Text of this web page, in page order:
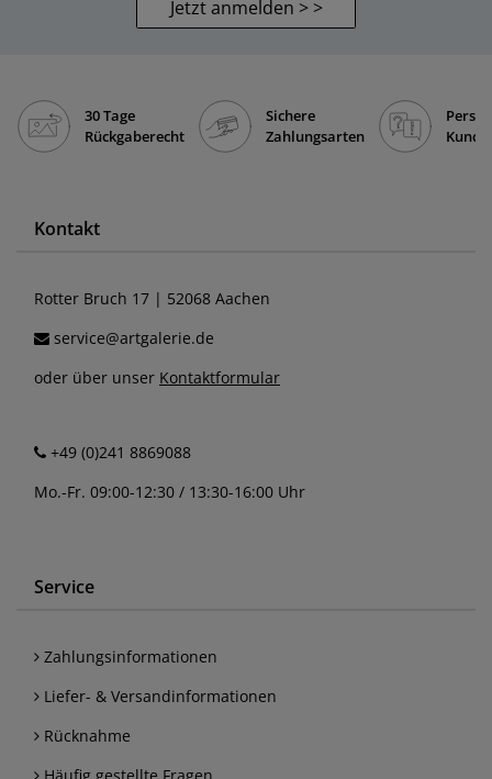
Jetzt anmelden > >
30 Tage
Rückgaberecht
Sichere
Zahlungsarten
Kontakt
Rotter Bruch 17 | 52068 Aachen
service@artgalerie.de
oder über unser Kontaktformular
+49 (0)241 8869088
Mo.-Fr. 09:00-12:30 / 13:30-16:00 Uhr
Service
Zahlungsinformationen
Liefer- & Versandinformationen
Rücknahme